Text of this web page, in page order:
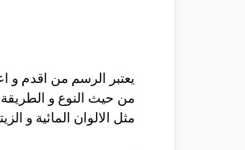
يعتبر الرسم من اقدم و
من حيث النوع و
مثل الالوان المائية و